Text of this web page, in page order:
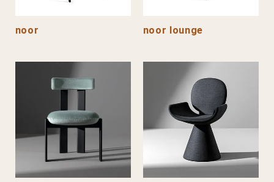
noor noor lounge